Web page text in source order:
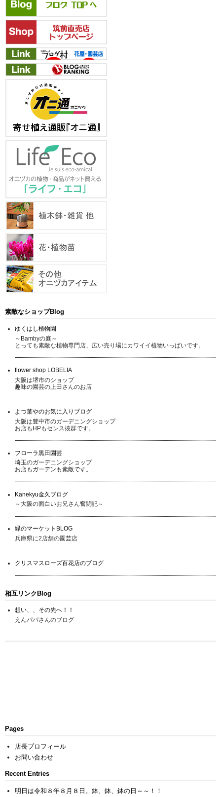
素敵なショップBlog
ゆくはし植物園
～Bambyの庭～
とっても素敵な植物専門店、広い売り場にカワイイ植物いっぱいです。
flower shop LOBELIA
大阪は堺市のショップ
趣味の園芸の上田さんのお店
よつ葉やのお気に入りブログ
大阪は豊中市のガーデニングショップ
お店もHPもセンス抜群です。
フローラ黒田園芸
埼玉のガーデニングショップ
お店もガーデンも素敵です。
Kanekyu金久ブログ
～大阪の面白いお兄さん奮闘記～
緑のマーケットBLOG
兵庫県に2店舗の園芸店
クリスマスローズ百花店のブログ
相互リンクBlog
想い、、その先へ！！
えんパパさんのブログ
Pages
店長プロフィール
お問い合わせ
Recent Entries
明日は令和８年８月８日。鉢、鉢、鉢の日～～！！